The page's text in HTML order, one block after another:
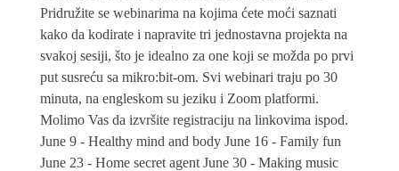
Pridružite se webinarima na kojima ćete moći saznati
kako da kodirate i napravite tri jednostavna projekta na
svakoj sesiji, što je idealno za one koji se možda po prvi
put susreću sa mikro:bit-om. Svi webinari traju po 30
minuta, na engleskom su jeziku i Zoom platformi.
Molimo Vas da izvršite registraciju na linkovima ispod.
June 9 - Healthy mind and body June 16 - Family fun
June 23 - Home secret agent June 30 - Making music